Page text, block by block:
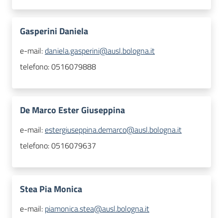
Gasperini Daniela
e-mail:daniela.gasperini@ausl.bologna.it
telefono:0516079888
De Marco Ester Giuseppina
e-mail:estergiuseppina.demarco@ausl.bologna.it
telefono:0516079637
Stea Pia Monica
e-mail: piamonica.stea@ausl.bologna.it